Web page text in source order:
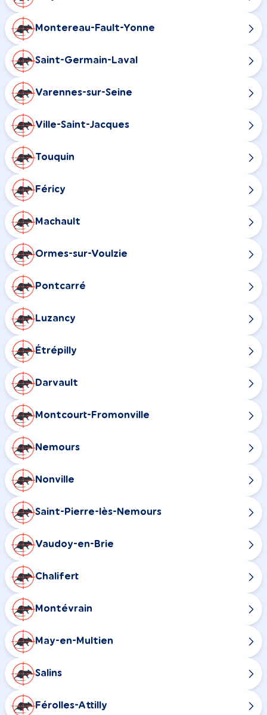
Montereau-Fault-Yonne
Saint-Germain-Laval
Varennes-sur-Seine
Ville-Saint-Jacques
Touquin
Féricy
Machault
Ormes-sur-Voulzie
Pontcarré
Luzancy
Étrépilly
Darvault
Montcourt-Fromonville
Nemours
Nonville
Saint-Pierre-lès-Nemours
Vaudoy-en-Brie
Chalifert
Montévrain
May-en-Multien
Salins
Férolles-Attilly